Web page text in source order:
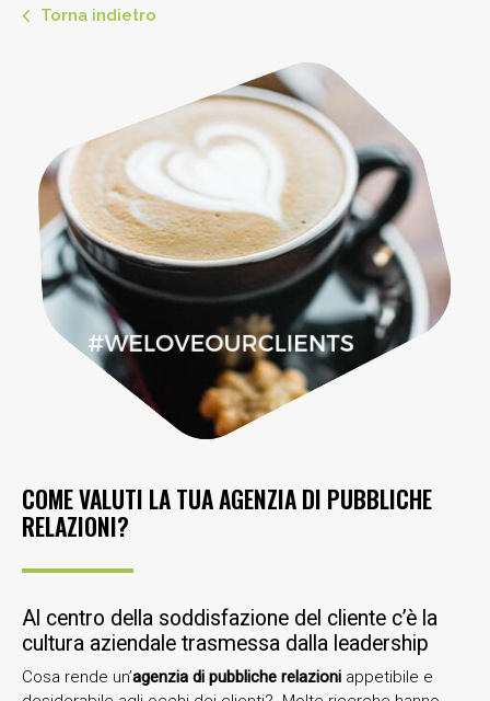
Torna indietro
COME VALUTI LA TUA AGENZIA DI PUBBLICHE
RELAZIONI?
Al centro della soddisfazione del cliente c’è la
cultura aziendale trasmessa dalla leadership
Cosa rende un’agenzia di pubbliche relazioni appetibile e